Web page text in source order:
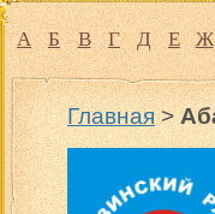
А Б В Г Д Е Ж
Главная>